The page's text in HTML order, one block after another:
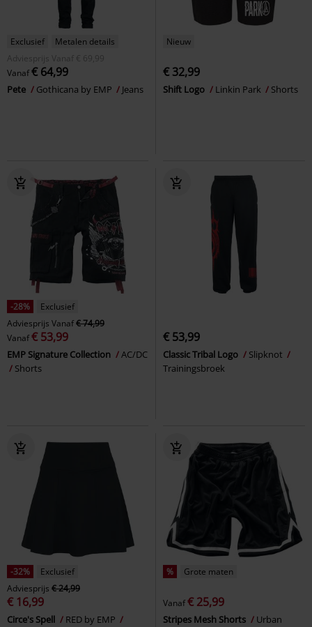
Exclusief
Metalen details
Adviesprijs
Vanaf € 69,99
Vanaf€ 64,99
Pete Gothicana by EMP Jeans
Nieuw
€ 32,99
Shift Logo Linkin Park Shorts
-28%
Exclusief
Adviesprijs Vanaf€ 74,99
Vanaf€ 53,99
EMP Signature Collection
AC/DC
Shorts
€ 53,99
Classic Tribal Logo
Slipknot
Trainingsbroek
-32%
Exclusief
Adviesprijs € 24,99
€ 16,99
Circe's Spell
RED by EMP
% Grote maten
Vanaf€ 25,99
Stripes Mesh Shorts
Urban